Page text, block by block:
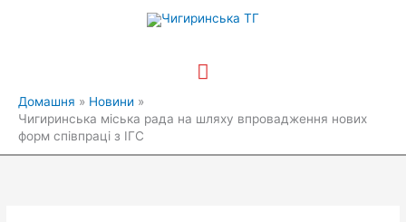
Головне
меню
Домашня
Новини
Чигиринська міська рада на шляху впровадження нових
форм співпраці з ІГС